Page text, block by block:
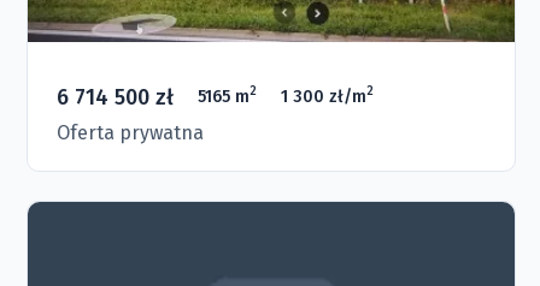
6 714 500 zł 5165 m2 1 300 zł/m2
Oferta prywatna